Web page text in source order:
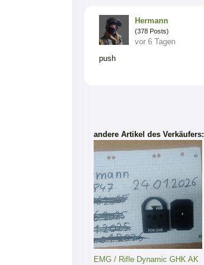
Hermann
(378 Posts)
vor 6 Tagen
push
andere Artikel des Verkäufers:
EMG / Rifle Dynamic GHK AK